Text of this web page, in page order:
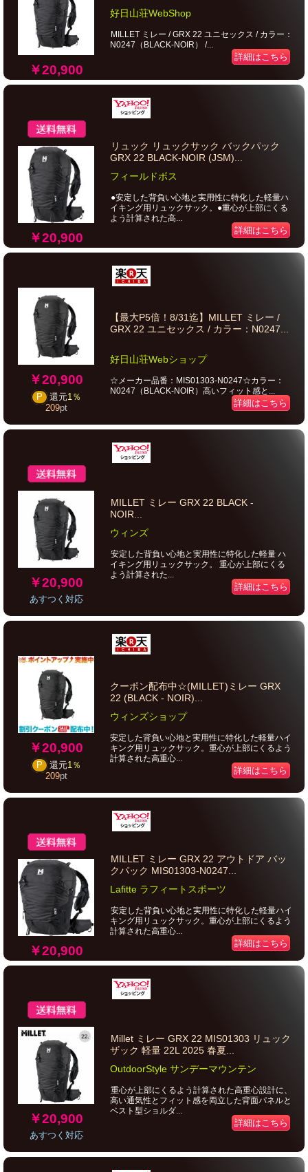
￥20,900
好日山荘WebShop
MILLET ミレー / GRX 22 ユニセックス / カラー：
N0247（BLACK-NOIR） /...
詳細はこちら
￥20,900
リュック リュックサック バックパック
GRX 22 BLACK-NOIR (JSM)...
フィールドボス
●安定した背負い心地と実用性に特化した軽量ハ
イキング用リュックサック。●重心が上部にくる
よう計算された高...
詳細はこちら
￥20,900
P 還元1％
209pt
【最大P5倍！8/31迄】MILLET ミレー /
GRX 22 ユニセックス / カラー：N0247...
好日山荘Webショップ
☆メーカー品番：MIS01303-N0247☆カラー：
N0247（BLACK-NOIR）高いフィット感と...
詳細はこちら
￥20,900
あすつく対応
MILLET ミレー GRX 22 BLACK -
NOIR...
ウィンズ
安定した背負い心地と実用性に特化した軽量 ハ
イキング用リュックサック。 重心が上部にくる
よう計算された...
詳細はこちら
￥20,900
P 還元1％
209pt
クーポン配布中☆(MILLET)ミレー GRX
22 (BLACK - NOIR)...
ウィンズショップ
安定した背負い心地と実用性に特化した軽量ハイ
キング用リュックサック。重心が上部にくるよう
計算された高重心...
詳細はこちら
￥20,900
MILLET ミレー GRX 22 アウトドア バッ
クパック MIS01303-N0247...
Lafitte ラフィートスポーツ
安定した背負い心地と実用性に特化した軽量ハイ
キング用リュックサック。重心が上部にくるよう
計算された高重心...
詳細はこちら
￥20,900
あすつく対応
Millet ミレー GRX 22 MIS01303 リュック
ザック 軽量 22L 2025 春夏...
OutdoorStyle サンデーマウンテン
重心が上部にくるよう計算された高重心設計に、
高い通気性とフィット感を両立した背面パネルと
ベスト型ショルダ...
詳細はこちら